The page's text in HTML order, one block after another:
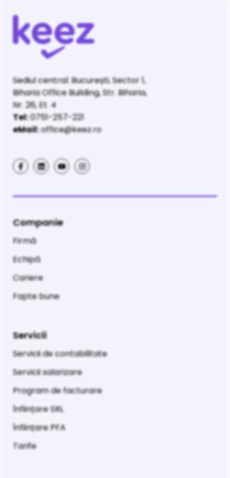
Sediul central: București, Sector 1,
Biharia Office Building, Str. Biharia,
Nr. 26, Et. 4
Tel:0751-257-221
eMail:office@keez.ro
Companie
Firmă
Echipă
Cariere
Fapte bune
Servicii
Servicii de contabilitate
Servicii salarizare
Program de facturare
Înființare SRL
Înființare PFA
Tarife